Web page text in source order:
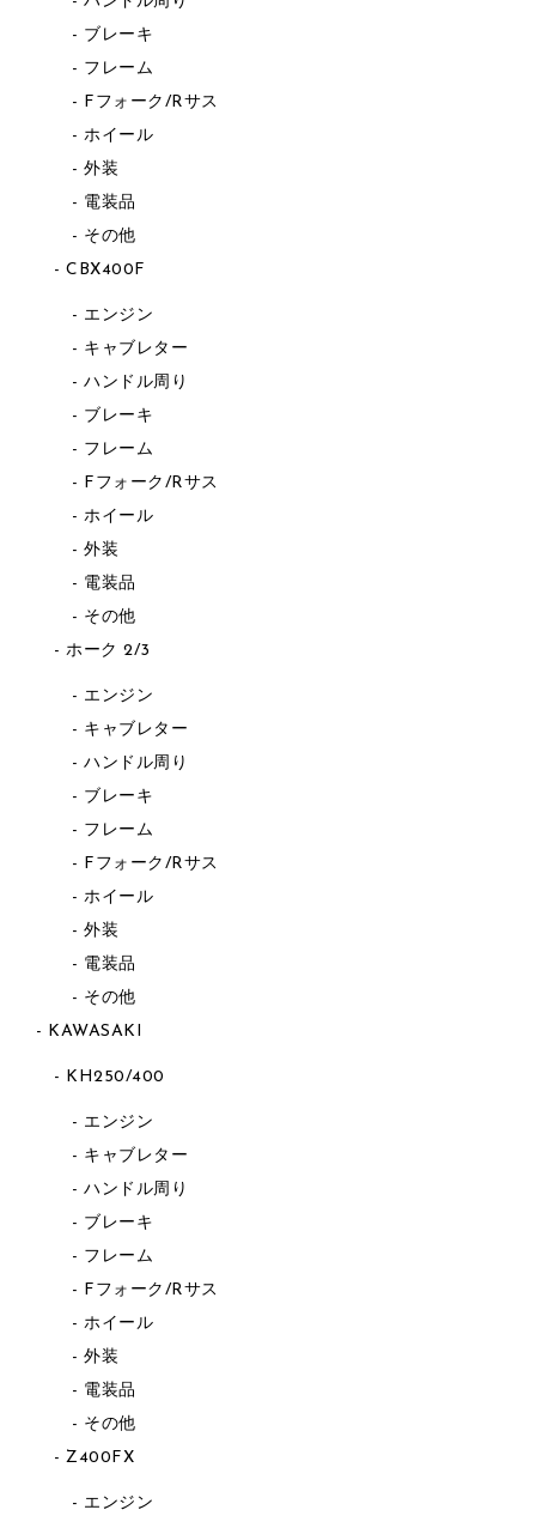
ブレーキ
フレーム
Fフォーク/Rサス
ホイール
外装
電装品
その他
CBX400F
エンジン
キャブレター
ハンドル周り
ブレーキ
フレーム
Fフォーク/Rサス
ホイール
外装
電装品
その他
ホーク 2/3
エンジン
キャブレター
ハンドル周り
ブレーキ
フレーム
Fフォーク/Rサス
ホイール
外装
電装品
その他
KAWASAKI
KH250/400
エンジン
キャブレター
ハンドル周り
ブレーキ
フレーム
Fフォーク/Rサス
ホイール
外装
電装品
その他
Z400FX
エンジン